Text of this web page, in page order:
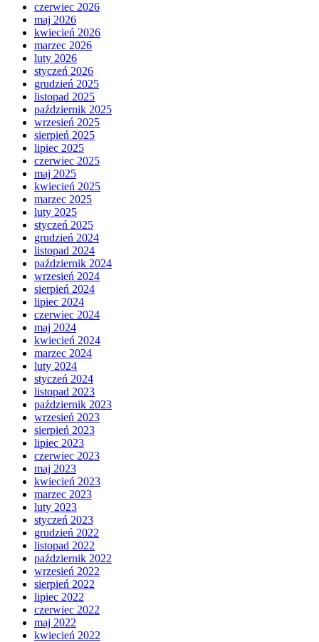
czerwiec 2026
maj 2026
kwiecień 2026
marzec 2026
luty 2026
styczeń 2026
grudzień 2025
listopad 2025
październik 2025
wrzesień 2025
sierpień 2025
lipiec 2025
czerwiec 2025
maj 2025
kwiecień 2025
marzec 2025
luty 2025
styczeń 2025
grudzień 2024
listopad 2024
październik 2024
wrzesień 2024
sierpień 2024
lipiec 2024
czerwiec 2024
maj 2024
kwiecień 2024
marzec 2024
luty 2024
styczeń 2024
listopad 2023
październik 2023
wrzesień 2023
sierpień 2023
lipiec 2023
czerwiec 2023
maj 2023
kwiecień 2023
marzec 2023
luty 2023
styczeń 2023
grudzień 2022
listopad 2022
październik 2022
wrzesień 2022
sierpień 2022
lipiec 2022
czerwiec 2022
maj 2022
kwiecień 2022